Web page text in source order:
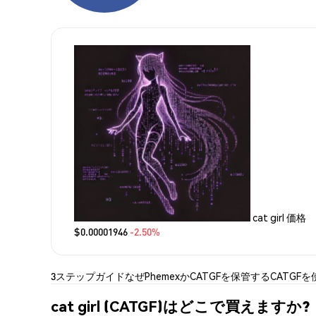
cat girl 価格
$0.00001946 -2.50%
3ステップガイドなぜPhemexかCATGFを保管するCATGFを
cat girl (CATGF)はどこで買えますか?